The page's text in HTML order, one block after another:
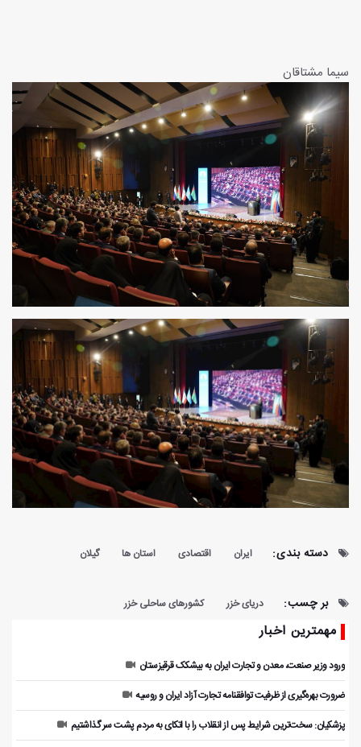
سیما مشتاقان
دسته بندی: ایران اقتصادی استان ها گیلان
بر چسب: دریای خزر کشورهای ساحلی خزر
مهمترین اخبار
ورود وزیر صنعت، معدن و تجارت ایران به بیشکک قرقیزستان
ضرورت بهره‌گیری از ظرفیت توافقنامه تجارت آزاد ایران و روسیه
پزشکیان: سخت‌ترین شرایط پس از انقلاب را با اتکای به مردم پشت سر گذاشتیم